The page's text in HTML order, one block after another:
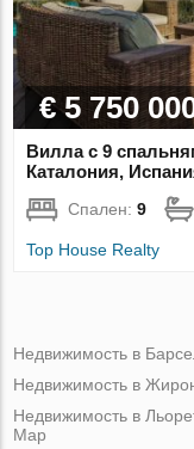
€ 5 750
Вилла с 9
Каталония,
Спален:9
Top House Realty
Недвижимость в
Недвижимость в
Недвижимость в
Мар